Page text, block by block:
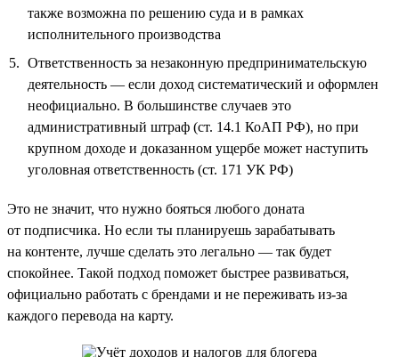
также возможна по решению суда и в рамках
исполнительного производства
Ответственность за незаконную предпринимательскую
деятельность — если доход систематический и оформлен
неофициально. В большинстве случаев это
административный штраф (ст. 14.1 КоАП РФ), но при
крупном доходе и доказанном ущербе может наступить
уголовная ответственность (ст. 171 УК РФ)
Это не значит, что нужно бояться любого доната
от подписчика. Но если ты планируешь зарабатывать
на контенте, лучше сделать это легально — так будет
спокойнее. Такой подход поможет быстрее развиваться,
официально работать с брендами и не переживать из-за
каждого перевода на карту.